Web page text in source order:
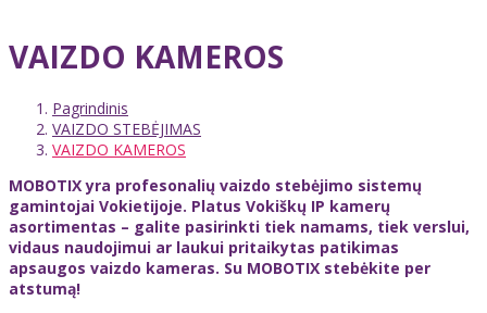
VAIZDO KAMEROS
Pagrindinis
VAIZDO STEBĖJIMAS
VAIZDO KAMEROS
MOBOTIX yra profesonalių vaizdo stebėjimo sistemų
gamintojai Vokietijoje. Platus Vokiškų IP kamerų
asortimentas – galite pasirinkti tiek namams, tiek verslui,
vidaus naudojimui ar laukui pritaikytas patikimas
apsaugos vaizdo kameras. Su MOBOTIX stebėkite per
atstumą!